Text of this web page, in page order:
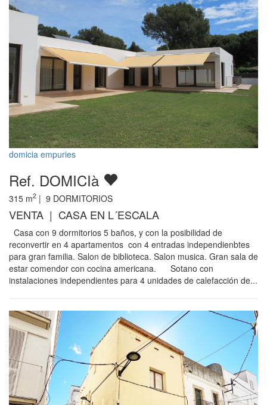
domicia empuries
Ref. DOMICIà
315 m2 | 9 DORMITORIOS
VENTA | CASA EN L´ESCALA
Casa con 9 dormitorios 5 baños, y con la posibilidad de
reconvertir en 4 apartamentos con 4 entradas independienbtes
para gran familia. Salon de biblioteca. Salon musica. Gran sala de
estar comendor con cocina americana. Sotano con
instalaciones independientes para 4 unidades de calefacción de...